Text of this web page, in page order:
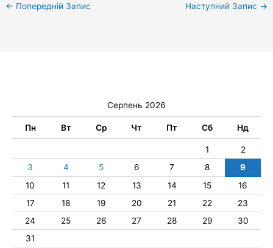
← Попередній Запис Наступний Запис →
Серпень 2026
Пн Вт Ср Чт Пт Сб Нд
1
2
3
4 5 6 7 8
9
10
11 12 13 14 15
16
17
18 19 20 21 22
23
24
25 26 27 28 29
30
31